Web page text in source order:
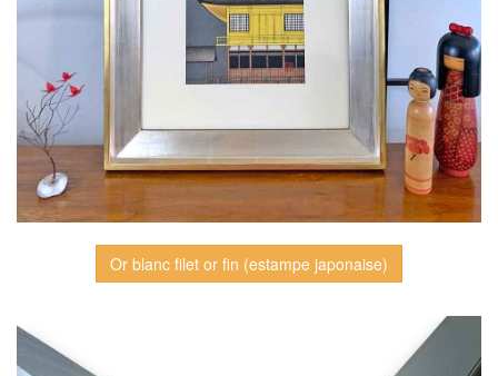
Or blanc filet or fin (estampe japonaise)